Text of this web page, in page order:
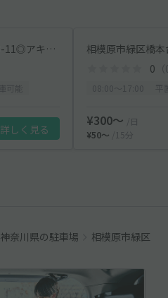
相模原市緑区橋本台1丁目23-11◎アキッパ駐車場【1】
詳しく見る
0
¥300〜
/日
¥50〜
/15分
神奈川県の駐車場 相模原市緑区の